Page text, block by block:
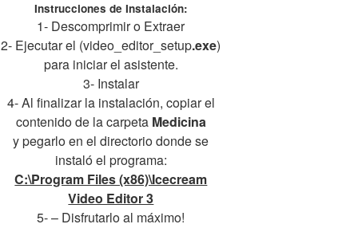
Instrucciones de Instalación:
1- Descomprimir o Extraer
2- Ejecutar el (video_editor_setup.exe)
para iniciar el asistente.
3- Instalar
4- Al finalizar la instalación, copiar el
contenido de la carpeta Medicina
y pegarlo en el directorio donde se
instaló el programa:
C:\Program Files (x86)\Icecream
Video Editor 3
5- – Disfrutarlo al máximo!